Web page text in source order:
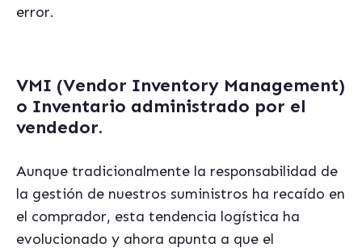
error.
VMI (Vendor Inventory Management)
o Inventario administrado por el
vendedor.
Aunque tradicionalmente la responsabilidad de
la gestión de nuestros suministros ha recaído en
el comprador, esta tendencia logística ha
evolucionado y ahora apunta a que el